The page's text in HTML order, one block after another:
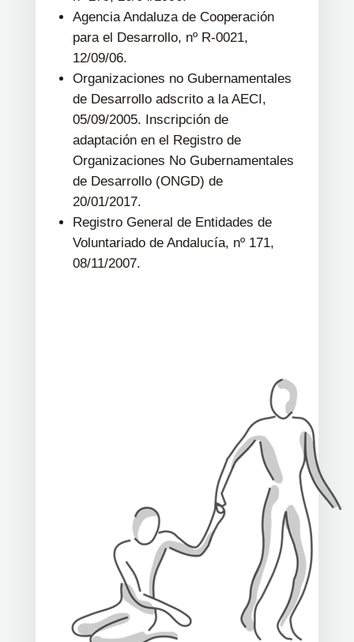
Agencia Andaluza de Cooperación
para el Desarrollo, nº R-0021,
12/09/06.
Organizaciones no Gubernamentales
de Desarrollo adscrito a la AECI,
05/09/2005. Inscripción de
adaptación en el Registro de
Organizaciones No Gubernamentales
de Desarrollo (ONGD) de
20/01/2017.
Registro General de Entidades de
Voluntariado de Andalucía, nº 171,
08/11/2007.